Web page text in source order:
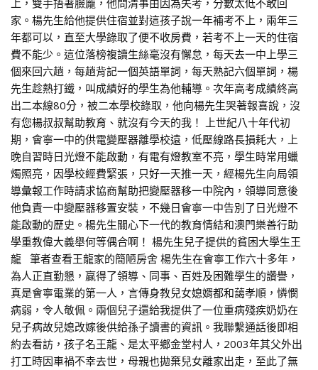
上，雙手捂著臉龐，他問清事由因為失考，分數太低不敢回
家。楊先生給他提供住宿並對這孩子說一年補考不上，兩年三
年都可以，直至大學錄取了便不收房費，若考不上一天的住宿
費不能少。這位落榜複讀生絲毫沒有懈怠，每天去一中上學三
個來回六趟，每趟背記一個英語單詞，每天熟記六個單詞，楊
先生趁熱打鐵，叫成績好的學生為他輔導。次年高考成績終高
出二本線80分，被二本學校錄取，他向楊先生哭著報喜說，沒
有您楊叔叔幫助教育、就沒有今天的我！ 上世紀八十年代初
期，會寧一中的供電變壓器離學校遠，低壓線路長損耗大，上
晚自習時日光燈不能啟動，有電有燈教室不亮，學生時常用蠟
燭照亮，因學校經費緊張，只好一天推一天，經楊先生向局領
導彙報工作時請求協商幫助把變壓器移一中院內，領導同意後
他負責一中變壓器移置安裝，不幾日會寧一中告別了日光燈不
能啟動的歷史。楊先生關心下一代的教育情結和澳門樂善行助
學重教偉大義舉何等偶合啊！ 楊先生兒子提供的貧困大學生王
龍 筆者查看王龍家的簡陋房舍 楊先生在會寧工作六十多年，
為人正直勤懇，贏得了領導、同事、百姓及困難學生的讚譽，
真是會寧電業的第一人，言傳身教兒女媳婿都和藹孝順，憐憫
病弱，令人敬佩。兩個兒子還給我提供了一位重病殘疾奶奶在
兒子病故兒媳改嫁後供給孫子讀書的資訊。我聯繫通話後即相
約去看訪，孩子名王龍、是太平鄉金堂村人，2003年其父外出
打工時因車禍不幸去世，母親也拋棄兒女離家出走，至此了無